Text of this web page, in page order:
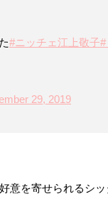
#ニッチェ江上敬子#
29, 2019
意を寄せられるシ